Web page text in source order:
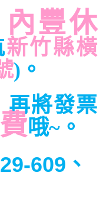
內豐休
新竹縣橫
) 。
再將發票
哦~。
609 、